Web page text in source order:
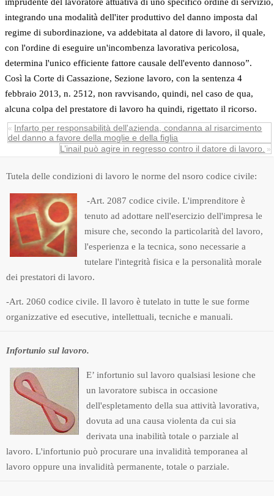
integrando una modalità dell'iter produttivo del danno imposta dal
regime di subordinazione, va addebitata al datore di lavoro, il quale,
con l'ordine di eseguire un'incombenza lavorativa pericolosa,
determina l'unico efficiente fattore causale dell'evento dannoso”.
Così la Corte di Cassazione, Sezione lavoro, con la sentenza 4
febbraio 2013, n. 2512, non ravvisando, quindi, nel caso de qua,
alcuna colpa del prestatore di lavoro ha quindi, rigettato il ricorso.
« Infarto per responsabilità dell'azienda, condanna al risarcimento
del danno a favore della moglie e della figlia
L’inail può agire in regresso contro il datore di lavoro.
»
Tutela delle condizioni di lavoro le norme del nsoro codice civile:
-Art. 2087 codice civile. L'imprenditore è
tenuto ad adottare nell'esercizio dell'impresa le
misure che, secondo la particolarità del lavoro,
l'esperienza e la tecnica, sono necessarie a
tutelare l'integrità fisica e la personalità morale
dei prestatori di lavoro.
-Art. 2060 codice civile. Il lavoro è tutelato in tutte le sue forme
organizzative ed esecutive, intellettuali, tecniche e manuali.
Infortunio sul lavoro.
E’ infortunio sul lavoro qualsiasi lesione che
un lavoratore subisca in occasione
dell'espletamento della sua attività lavorativa,
dovuta ad una causa violenta da cui sia
derivata una inabilità totale o parziale al
lavoro. L'infortunio può procurare una invalidità temporanea al
lavoro oppure una invalidità permanente, totale o parziale.